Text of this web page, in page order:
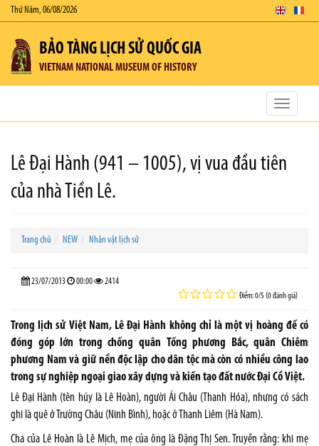
Thứ Năm, 06/08/2026
BẢO TÀNG LỊCH SỬ QUỐC GIA
VIETNAM NATIONAL MUSEUM OF HISTORY
Toggle
Lê Đại Hành (941 – 1005), vị vua đầu tiên
của nhà Tiền Lê.
Trang chủ NEW Nhân vật lịch sử
23/07/2013 00:00 2414
Điểm: 0/5 (0 đánh giá)
Trong lịch sử Việt Nam, Lê Đại Hành không chỉ là một vị hoàng đế có
đóng góp lớn trong chống quân Tống phương Bắc, quân Chiêm
phương Nam và giữ nền độc lập cho dân tộc mà còn có nhiều công lao
trong sự nghiệp ngoại giao xây dựng và kiến tạo đất nước Đại Cồ Việt.
Lê Đại Hành (tên húy là Lê Hoàn), người Ái Châu (Thanh Hóa), nhưng có sách
ghi là quê ở Trường Châu (Ninh Bình), hoặc ở Thanh Liêm (Hà Nam).
Cha của Lê Hoàn là Lê Mịch, mẹ của ông là Đặng Thị Sen. Truyền rằng: khi mẹ